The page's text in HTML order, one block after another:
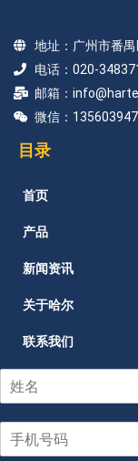
地址：广州市番
电话：020-
邮箱：
微信：
目录
首页
产品
新闻资讯
关于哈尔
联系我们